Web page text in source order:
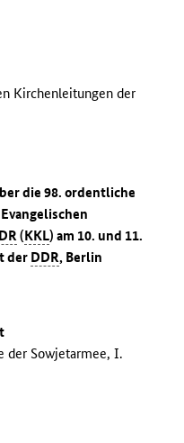
Kirchenleitungen der
die 98. ordentliche
(KKL) am 10. und 11.
der DDR, Berlin
der Sowjetarmee, I.